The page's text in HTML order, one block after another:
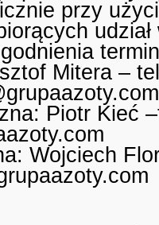
przy
Mitera –
Piotr Kieć
Wojciech